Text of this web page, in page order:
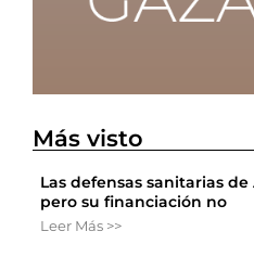
Más visto
Las defensas sanitarias
pero su financiación no
Leer Más >>